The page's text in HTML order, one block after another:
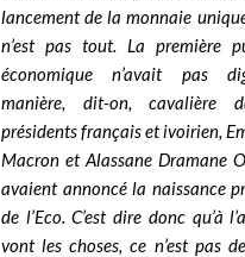
lancement de la monnaie
n’est pas tout. La première
économique n’avait pas
manière, dit-on, cavalière
présidents français et ivoirien,
Macron et Alassane Dramane
avaient annoncé la naissance
de l’Eco. C’est dire donc qu’à
vont les choses, ce n’est pas